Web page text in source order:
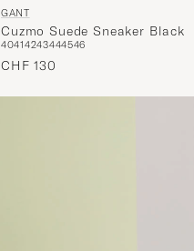
GANT
Cuzmo Suede Sneaker Black
40414243444546
CHF 130